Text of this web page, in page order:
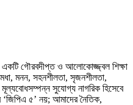
একটি গৌরবদীপ্ত ও আলোকোজ্জ্বল শিক্ষা
মনন, সহনশীলতা, সৃজনশীলতা,
সুযোগ্য নাগরিক হিসেবে
৫’ নয়; আমাদের নৈতিক,